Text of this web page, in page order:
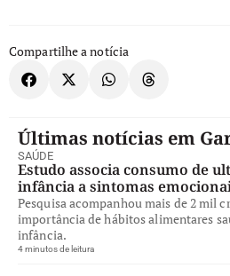
Compartilhe a notícia
Últimas notícias em
SAÚDE
Estudo associa consumo de
infância a sintomas
Pesquisa acompanhou mais de 2 mil
importância de hábitos alimentares
infância.
4 minutos de leitura